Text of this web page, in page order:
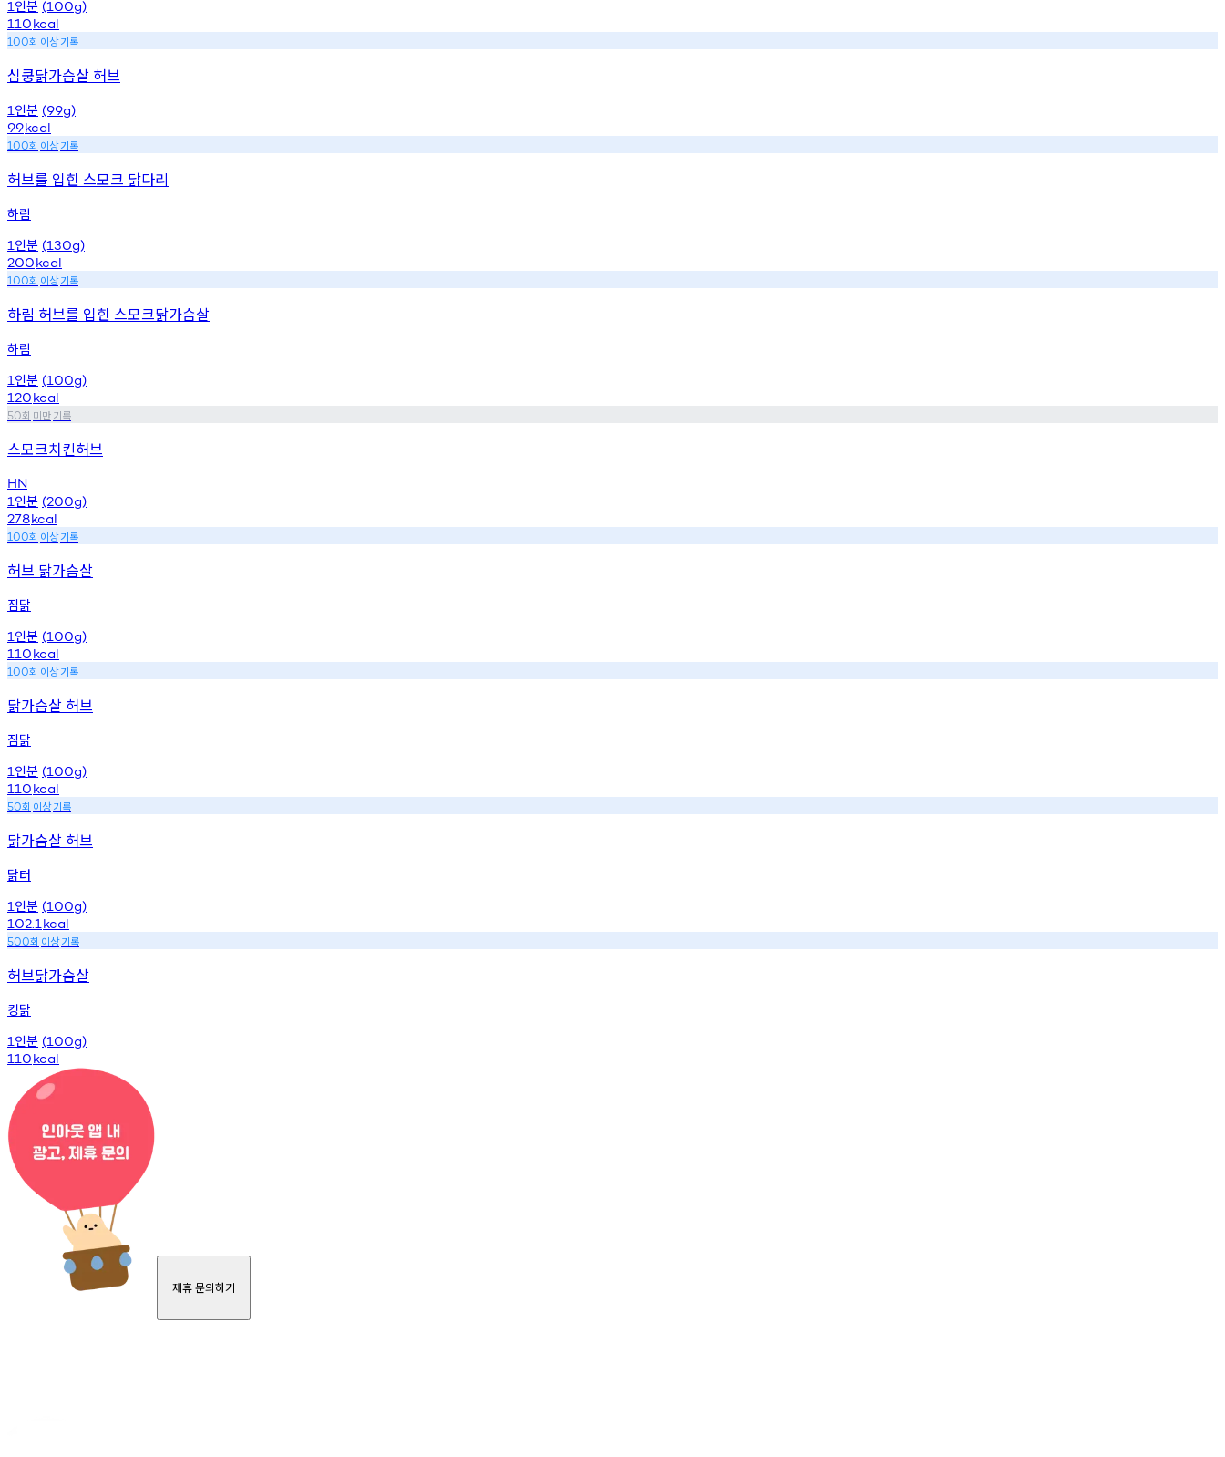
1 인분 (100g)
110kcal
100회 이상기록
심쿵닭가슴살 허브
1 인분 (99g)
99kcal
100회 이상기록
허브를 입힌 스모크 닭다리
하림
1 인분 (130g)
200kcal
100회 이상기록
하림 허브를 입힌 스모크닭가슴살
하림
1 인분 (100g)
120kcal
50회 미만기록
스모크치킨허브
HN
1 인분 (200g)
278kcal
100회 이상기록
허브 닭가슴살
짐닭
1 인분 (100g)
110kcal
100회 이상기록
닭가슴살 허브
짐닭
1 인분 (100g)
110kcal
50회 이상기록
닭가슴살 허브
닭터
1 인분 (100g)
102.1 kcal
500회 이상기록
허브닭가슴살
킹닭
1 인분 (100g)
110kcal
제휴 문의하기